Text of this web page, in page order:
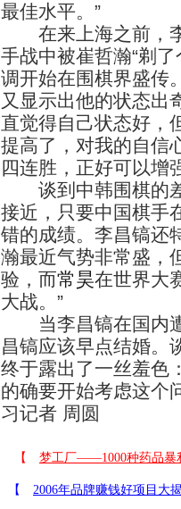
最佳水平。”
在来上海之前，李
手战中被崔哲瀚“剃
调开始在围棋界盛传
又显示出他的状态出
直觉得自己状态好，
提高了，对我的自信
四连胜，正好可以增
谈到中韩围棋的差
接近，只要中国棋手
错的成绩。李昌镐还
瀚最近气势非常盛，
验，而常昊在世界大
大战。”
当李昌镐在国内遭
昌镐应该早点结婚。
终于露出了一丝羞色
的确要开始考虑这个
习记者 周圆